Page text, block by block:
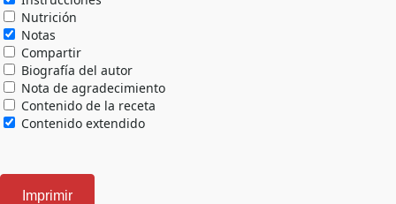
Nutrición
Notas
Compartir
Biografía del autor
Nota de agradecimiento
Contenido de la receta
Contenido extendido
Imprimir